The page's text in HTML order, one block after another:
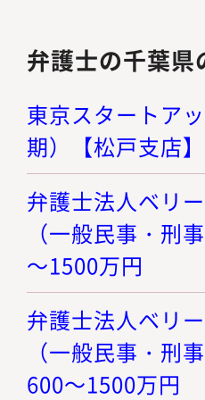
弁護士の千葉県
東京スタートア
期）【松戸支店
弁護士法人ベリ
（一般民事・刑
～1500万円
弁護士法人ベリ
（一般民事・刑
600～1500万円